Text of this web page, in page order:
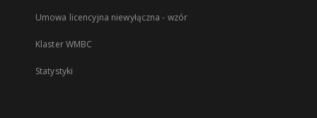
Umowa licencyjna niewyłączna - wzór
Klaster WMBC
Statystyki